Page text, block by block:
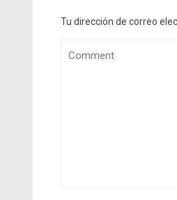
Tu dirección de correo